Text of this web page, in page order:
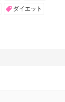
ダイエット